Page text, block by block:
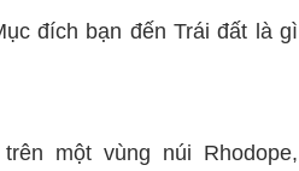
đích bạn đến Trái đất là gì
một vùng núi Rhodope,